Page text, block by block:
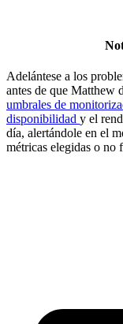
Adelántese a los
antes de que Matthew
umbrales de
disponibilidad y el
día, alertándole en el
métricas elegidas o no